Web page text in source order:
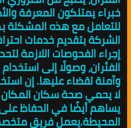
خبراء يمتلكون المعرفة
للتعامل مع هذه المشكلة
الشركة بتقديم خدمات
إجراء الفحوصات اللازمة
الفئران، وصولًا إلى
وآمنة لقضاء عليها. إن
لا يحمي صحة سكان
يساهم أيضًا في الحفاظ على
المحيطة.يعمل فريق